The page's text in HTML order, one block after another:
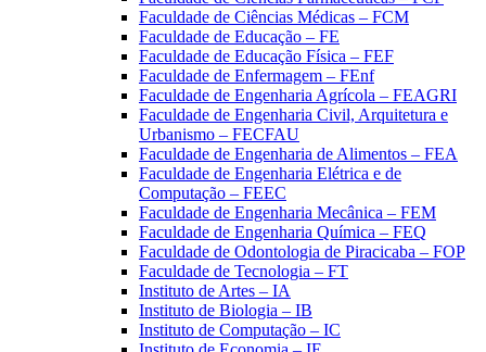
Faculdade de Ciências Médicas – FCM
Faculdade de Educação – FE
Faculdade de Educação Física – FEF
Faculdade de Enfermagem – FEnf
Faculdade de Engenharia Agrícola – FEAGRI
Faculdade de Engenharia Civil, Arquitetura e
Urbanismo – FECFAU
Faculdade de Engenharia de Alimentos – FEA
Faculdade de Engenharia Elétrica e de
Computação – FEEC
Faculdade de Engenharia Mecânica – FEM
Faculdade de Engenharia Química – FEQ
Faculdade de Odontologia de Piracicaba – FOP
Faculdade de Tecnologia – FT
Instituto de Artes – IA
Instituto de Biologia – IB
Instituto de Computação – IC